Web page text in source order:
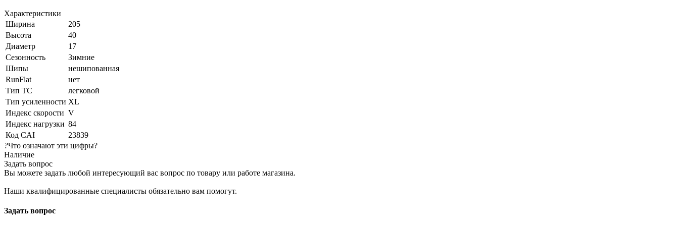
Характеристики
Ширина
205
Высота
40
Диаметр
17
Сезонность
Зимние
Шипы
нешипованная
RunFlat
нет
Тип ТС
легковой
Тип усиленности XL
Индекс скорости V
Индекс нагрузки 84
Код CAI
23839
?Что означают эти цифры?
Наличие
Задать вопрос
Вы можете задать любой интересующий вас вопрос по товару или работе магазина.
Наши квалифицированные специалисты обязательно вам помогут.
Задать вопрос